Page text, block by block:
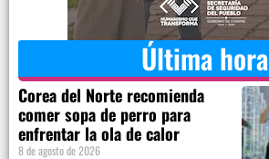
Última hora
Corea del Norte recomienda
comer sopa de perro para
enfrentar la ola de calor
8 de agosto de 2026